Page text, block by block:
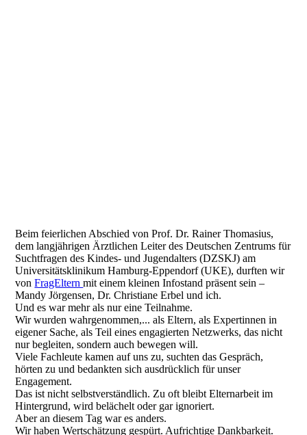
Beim feierlichen Abschied von Prof. Dr. Rainer Thomasius,
dem langjährigen Ärztlichen Leiter des Deutschen Zentrums für
Suchtfragen des Kindes- und Jugendalters (DZSKJ) am
Universitätsklinikum Hamburg-Eppendorf (UKE), durften wir
vonFragElternmit einem kleinen Infostand präsent sein –
Mandy Jörgensen, Dr. Christiane Erbel und ich.
Und es war mehr als nur eine Teilnahme.
Wir wurden wahrgenommen,... als Eltern, als Expertinnen in
eigener Sache, als Teil eines engagierten Netzwerks, das nicht
nur begleiten, sondern auch bewegen will.
Viele Fachleute kamen auf uns zu, suchten das Gespräch,
hörten zu und bedankten sich ausdrücklich für unser
Engagement.
Das ist nicht selbstverständlich. Zu oft bleibt Elternarbeit im
Hintergrund, wird belächelt oder gar ignoriert.
Aber an diesem Tag war es anders.
Wir haben Wertschätzung gespürt. Aufrichtige Dankbarkeit.